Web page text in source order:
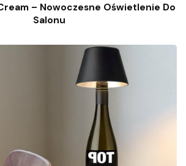
– Nowoczesne Oświetlenie Do
Salonu